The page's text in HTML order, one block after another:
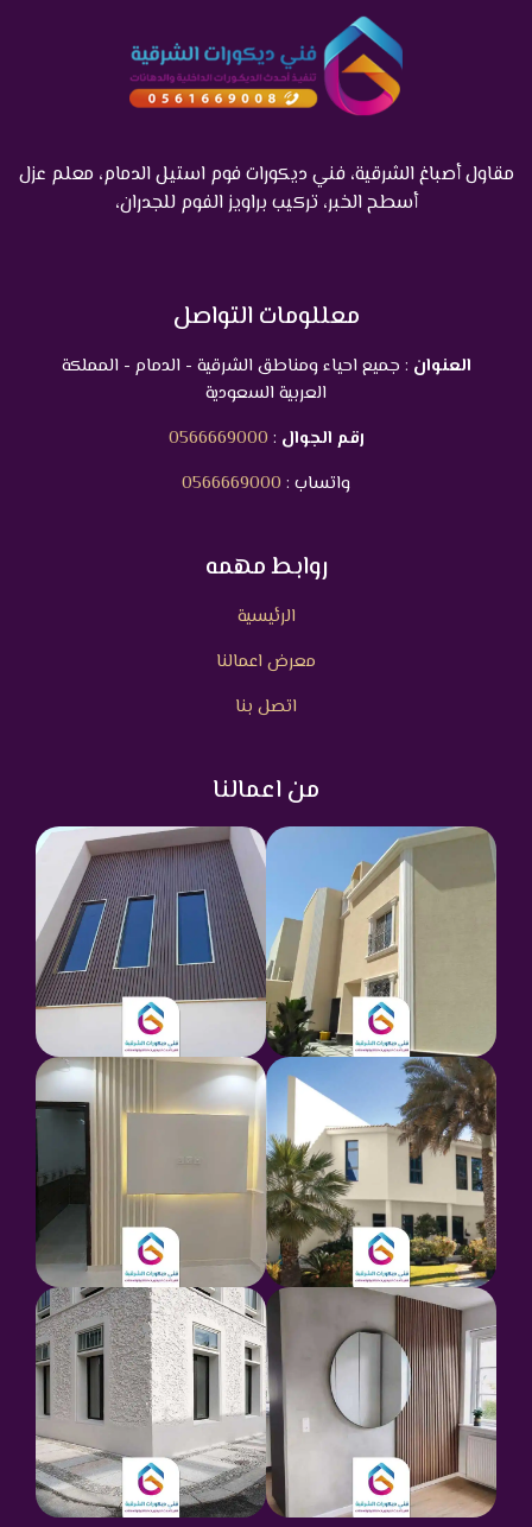
مقاول أصباغ الشرقية، فني ديكورات فوم استيل الدمام، معلم عزل
أسطح الخبر، تركيب براويز الفوم للجدران،
معللومات التواصل
العنوان : جميع احياء ومناطق الشرقية - الدمام - المملكة
العربية السعودية
رقم الجوال :
0566669000
واتساب : 0566669000
روابط مهمه
الرئيسية
معرض اعمالنا
اتصل بنا
من اعمالنا